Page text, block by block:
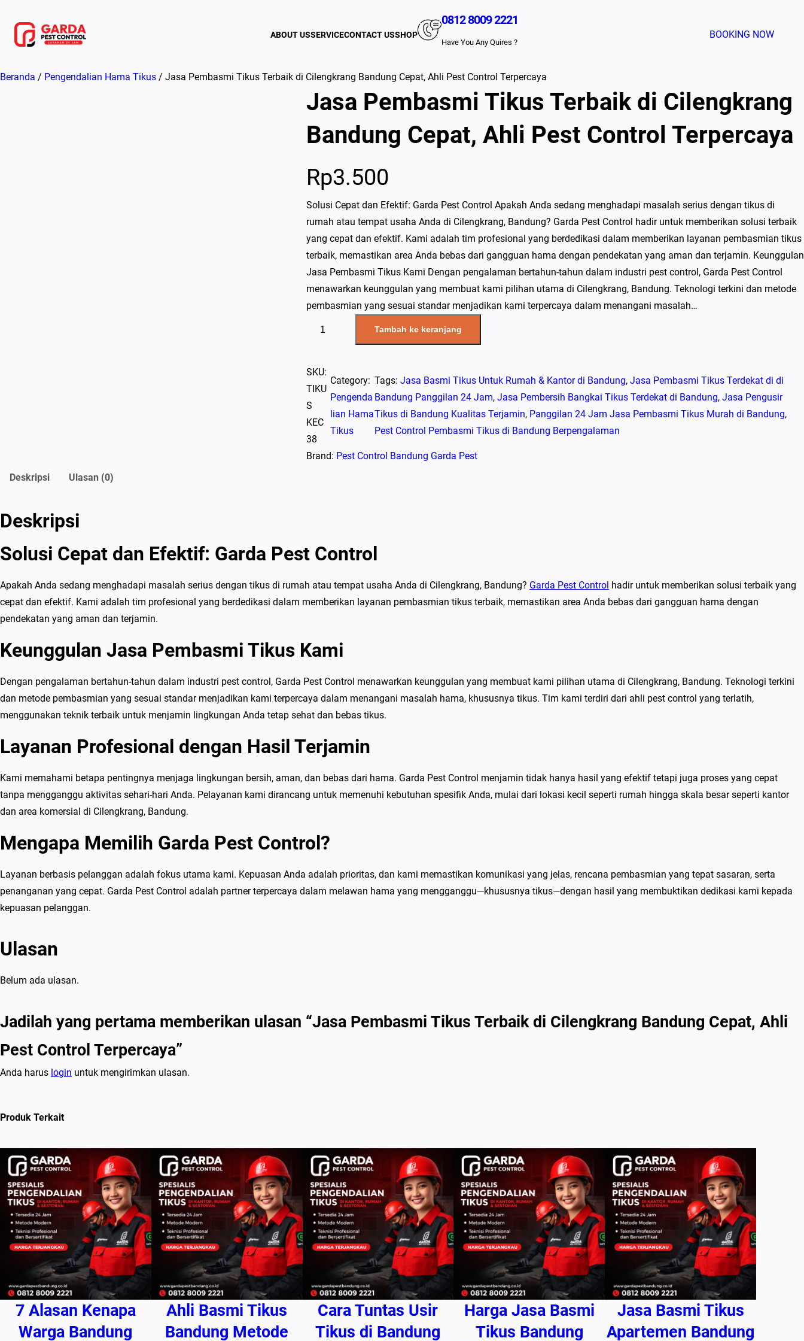
konten
ABOUT USSERVICECONTACT USSHOP
0812 8009 2221
Have You Any Quires ?
BOOKING NOW
Beranda / Pengendalian Hama Tikus / Jasa Pembasmi Tikus Terbaik di Cilengkrang Bandung Cepat, Ahli Pest Control Terpercaya
Jasa Pembasmi Tikus Terbaik di Cilengkrang
Bandung Cepat, Ahli Pest Control Terpercaya
Rp3.500
Solusi Cepat dan Efektif: Garda Pest Control Apakah Anda sedang menghadapi masalah serius dengan tikus di
rumah atau tempat usaha Anda di Cilengkrang, Bandung? Garda Pest Control hadir untuk memberikan solusi terbaik
yang cepat dan efektif. Kami adalah tim profesional yang berdedikasi dalam memberikan layanan pembasmian tikus
terbaik, memastikan area Anda bebas dari gangguan hama dengan pendekatan yang aman dan terjamin. Keunggulan
Jasa Pembasmi Tikus Kami Dengan pengalaman bertahun-tahun dalam industri pest control, Garda Pest Control
menawarkan keunggulan yang membuat kami pilihan utama di Cilengkrang, Bandung. Teknologi terkini dan metode
pembasmian yang sesuai standar menjadikan kami terpercaya dalam menangani masalah…
n
t
i
t
a
s
e
b
a
m
i
k
s
e
r
i
d
i
u
n
g
Tambah ke keranjang
SKU:
TIKU
S
KEC
38
Category:
Pengenda
lian Hama
Tikus
Tags:Jasa Basmi Tikus Untuk Rumah & Kantor di Bandung, Jasa Pembasmi Tikus Terdekat di di
Bandung Panggilan 24 Jam, Jasa Pembersih Bangkai Tikus Terdekat di Bandung, Jasa Pengusir
Tikus di Bandung Kualitas Terjamin, Panggilan 24 Jam Jasa Pembasmi Tikus Murah di Bandung,
Pest Control Pembasmi Tikus di Bandung Berpengalaman
Brand: Pest Control Bandung Garda Pest
Deskripsi
Ulasan (0)
Deskripsi
Solusi Cepat dan Efektif: Garda Pest Control
Apakah Anda sedang menghadapi masalah serius dengan tikus di rumah atau tempat usaha Anda di Cilengkrang, Bandung? Garda Pest Control hadir untuk memberikan solusi terbaik yang
cepat dan efektif. Kami adalah tim profesional yang berdedikasi dalam memberikan layanan pembasmian tikus terbaik, memastikan area Anda bebas dari gangguan hama dengan
pendekatan yang aman dan terjamin.
Keunggulan Jasa Pembasmi Tikus Kami
Dengan pengalaman bertahun-tahun dalam industri pest control, Garda Pest Control menawarkan keunggulan yang membuat kami pilihan utama di Cilengkrang, Bandung. Teknologi terkini
dan metode pembasmian yang sesuai standar menjadikan kami terpercaya dalam menangani masalah hama, khususnya tikus. Tim kami terdiri dari ahli pest control yang terlatih,
menggunakan teknik terbaik untuk menjamin lingkungan Anda tetap sehat dan bebas tikus.
Layanan Profesional dengan Hasil Terjamin
Kami memahami betapa pentingnya menjaga lingkungan bersih, aman, dan bebas dari hama. Garda Pest Control menjamin tidak hanya hasil yang efektif tetapi juga proses yang cepat
tanpa mengganggu aktivitas sehari-hari Anda. Pelayanan kami dirancang untuk memenuhi kebutuhan spesifik Anda, mulai dari lokasi kecil seperti rumah hingga skala besar seperti kantor
dan area komersial di Cilengkrang, Bandung.
Mengapa Memilih Garda Pest Control?
Layanan berbasis pelanggan adalah fokus utama kami. Kepuasan Anda adalah prioritas, dan kami memastikan komunikasi yang jelas, rencana pembasmian yang tepat sasaran, serta
penanganan yang cepat. Garda Pest Control adalah partner terpercaya dalam melawan hama yang mengganggu—khususnya tikus—dengan hasil yang membuktikan dedikasi kami kepada
kepuasan pelanggan.
Ulasan
Belum ada ulasan.
Jadilah yang pertama memberikan ulasan “Jasa Pembasmi Tikus Terbaik di Cilengkrang Bandung Cepat, Ahli
Pest Control Terpercaya”
Anda harus login untuk mengirimkan ulasan.
Produk Terkait
7 Alasan Kenapa
Warga Bandung
Ahli Basmi Tikus
Bandung Metode
Cara Tuntas Usir
Tikus di Bandung
Harga Jasa Basmi
Tikus Bandung
Jasa Basmi Tikus
Apartemen Bandung